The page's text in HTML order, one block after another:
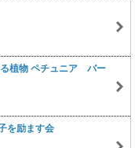
植物 ペチュニア バー
を励ます会